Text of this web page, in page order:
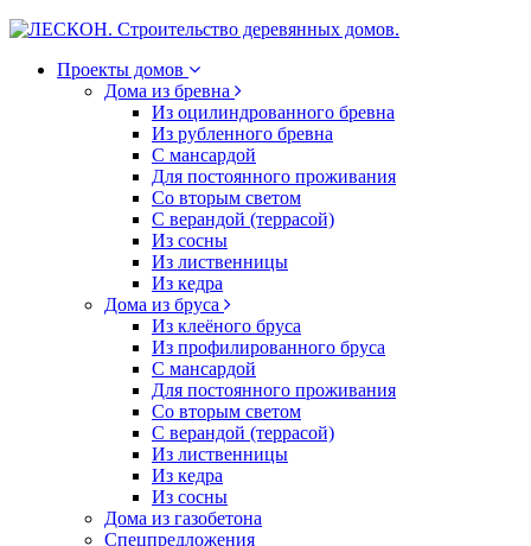
Проекты домов
Дома из бревна
Из оцилиндрованного бревна
Из рубленного бревна
С мансардой
Для постоянного проживания
Со вторым светом
С верандой (террасой)
Из сосны
Из лиственницы
Из кедра
Дома из бруса
Из клеёного бруса
Из профилированного бруса
С мансардой
Для постоянного проживания
Со вторым светом
С верандой (террасой)
Из лиственницы
Из кедра
Из сосны
Дома из газобетона
Спецпредложения